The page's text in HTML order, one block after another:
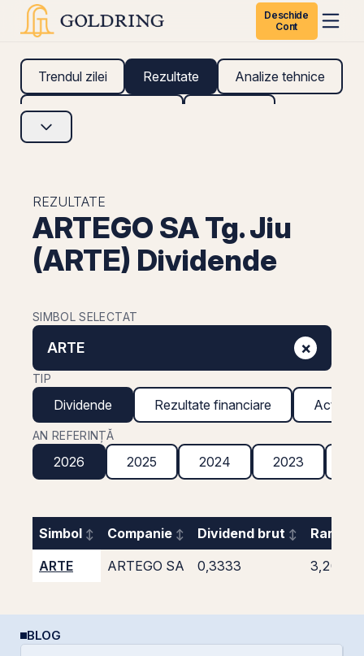
Deschide
Cont
Trendul zilei Rezultate Analize tehnice
Analize fundamentale
REZULTATE
ARTEGO SA Tg. Jiu
(ARTE) Dividende
SIMBOL SELECTAT
ARTE ×
TIP
Dividende Rezultate financiare Acțiuni
AN REFERINȚĂ
2026 2025 2024 2023
Simbol Companie Dividend brut
ARTE
ARTEGO SA 0,3333 3,20%
BLOG